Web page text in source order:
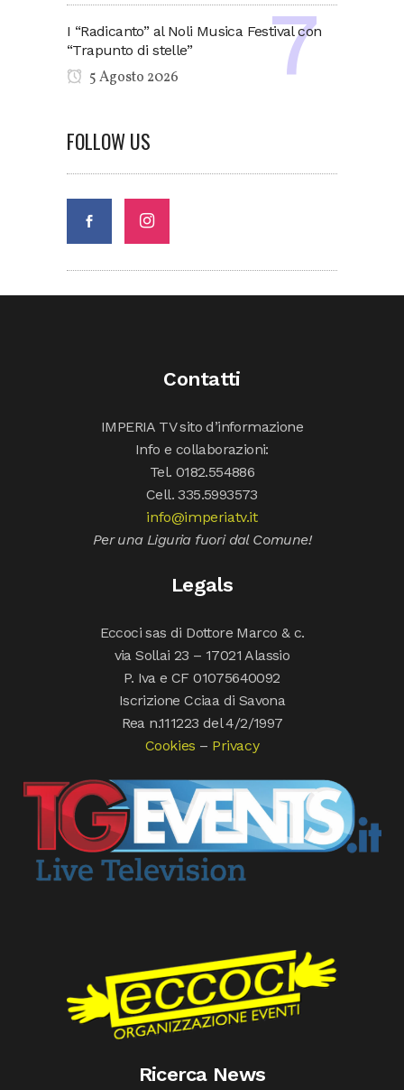
I “Radicanto” al Noli Musica Festival con
“Trapunto di stelle”
5 Agosto 2026
FOLLOW US
Contatti
IMPERIA TV sito d’informazione
Info e collaborazioni:
Tel. 0182.554886
Cell. 335.5993573
info@imperiatv.it
Per una Liguria fuori dal Comune!
Legals
Eccoci sas di Dottore Marco & c.
via Sollai 23 – 17021 Alassio
P. Iva e CF 01075640092
Iscrizione Cciaa di Savona
Rea n.111223 del 4/2/1997
Cookies – Privacy
Ricerca News